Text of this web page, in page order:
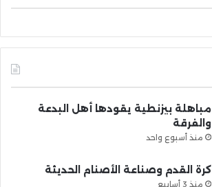
مباهلة بيزنطية يقودها أهل البدعة
والفرقة
منذ أسبوع واحد
كرة القدم وصناعة الأصنام الحديثة
منذ 3 أسابيع